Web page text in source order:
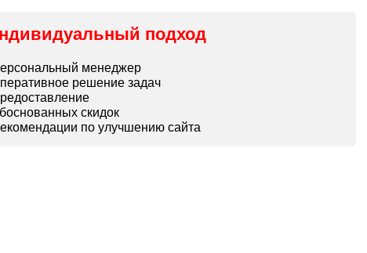
подход
менеджер
решение задач
скидок
по улучшению сайта